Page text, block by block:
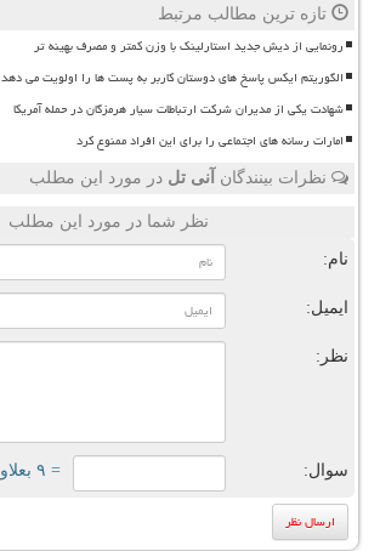
تازه ترین مطالب مرتبط
رونمایی از دیش جدید استارلینک با وزن کمتر و مصرف بهینه تر
الگوریتم ایکس پاسخ های دوستان کاربر به پست ها را اولویت می دهد
شهادت یکی از مدیران شرکت ارتباطات سیار هرمزگان در حمله آمریکا
امارات رسانه های اجتماعی را برای این افراد ممنوع کرد
نظرات بینندگان آنی تل در مورد این مطلب
نظر شما در مورد این مطلب
نام:
ایمیل:
نظر:
سوال: = ۹ بعلاوه ۳